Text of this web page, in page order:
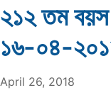
২১২ তম বয়স
১৬-০৪-
April 26, 2018